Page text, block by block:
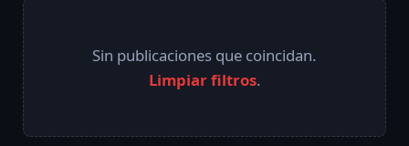
Sin publicaciones que coincidan.
Limpiar filtros.